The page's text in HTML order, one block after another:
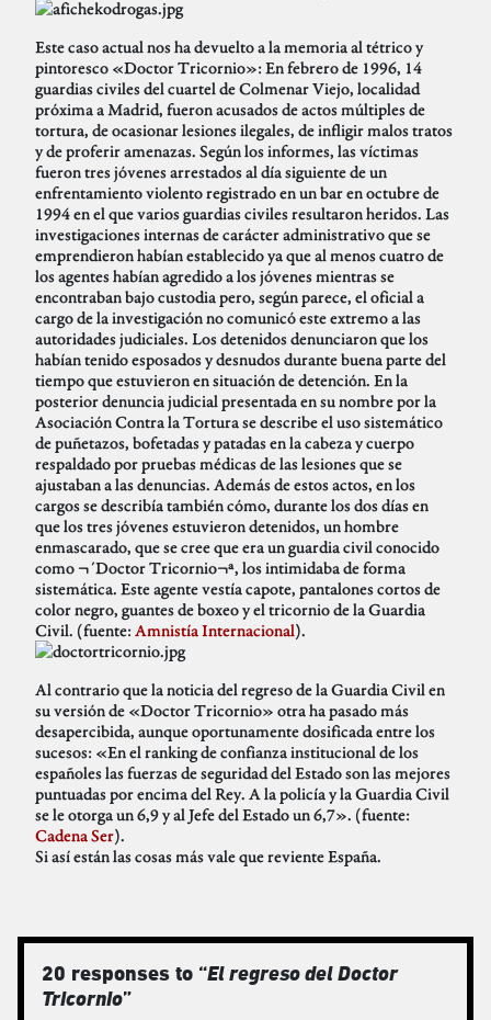
Este caso actual nos ha devuelto a la memoria al tétrico y
pintoresco «Doctor Tricornio»: En febrero de 1996, 14
guardias civiles del cuartel de Colmenar Viejo, localidad
próxima a Madrid, fueron acusados de actos múltiples de
tortura, de ocasionar lesiones ilegales, de infligir malos tratos
y de proferir amenazas. Según los informes, las víctimas
fueron tres jóvenes arrestados al día siguiente de un
enfrentamiento violento registrado en un bar en octubre de
1994 en el que varios guardias civiles resultaron heridos. Las
investigaciones internas de carácter administrativo que se
emprendieron habían establecido ya que al menos cuatro de
los agentes habían agredido a los jóvenes mientras se
encontraban bajo custodia pero, según parece, el oficial a
cargo de la investigación no comunicó este extremo a las
autoridades judiciales. Los detenidos denunciaron que los
habían tenido esposados y desnudos durante buena parte del
tiempo que estuvieron en situación de detención. En la
posterior denuncia judicial presentada en su nombre por la
Asociación Contra la Tortura se describe el uso sistemático
de puñetazos, bofetadas y patadas en la cabeza y cuerpo
respaldado por pruebas médicas de las lesiones que se
ajustaban a las denuncias. Además de estos actos, en los
cargos se describía también cómo, durante los dos días en
que los tres jóvenes estuvieron detenidos, un hombre
enmascarado, que se cree que era un guardia civil conocido
como ¬´Doctor Tricornio¬ª, los intimidaba de forma
sistemática. Este agente vestía capote, pantalones cortos de
color negro, guantes de boxeo y el tricornio de la Guardia
Civil. (fuente:Amnistía Internacional).
Al contrario que la noticia del regreso de la Guardia Civil en
su versión de «Doctor Tricornio» otra ha pasado más
desapercibida, aunque oportunamente dosificada entre los
sucesos: «En el ranking de confianza institucional de los
españoles las fuerzas de seguridad del Estado son las mejores
puntuadas por encima del Rey. A la policía y la Guardia Civil
se le otorga un 6,9 y al Jefe del Estado un 6,7». (fuente:
Cadena Ser).
Si así están las cosas más vale que reviente España.
20 responses to “El regreso del Doctor
Tricornio”